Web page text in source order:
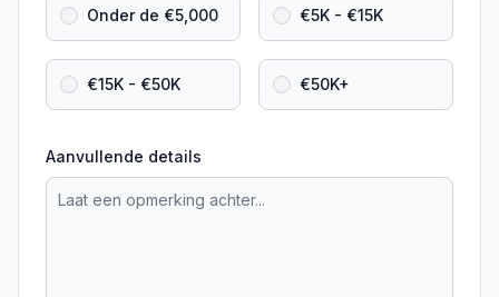
Onder de €5,000 €5K - €15K
€15K - €50K €50K+
Aanvullende details